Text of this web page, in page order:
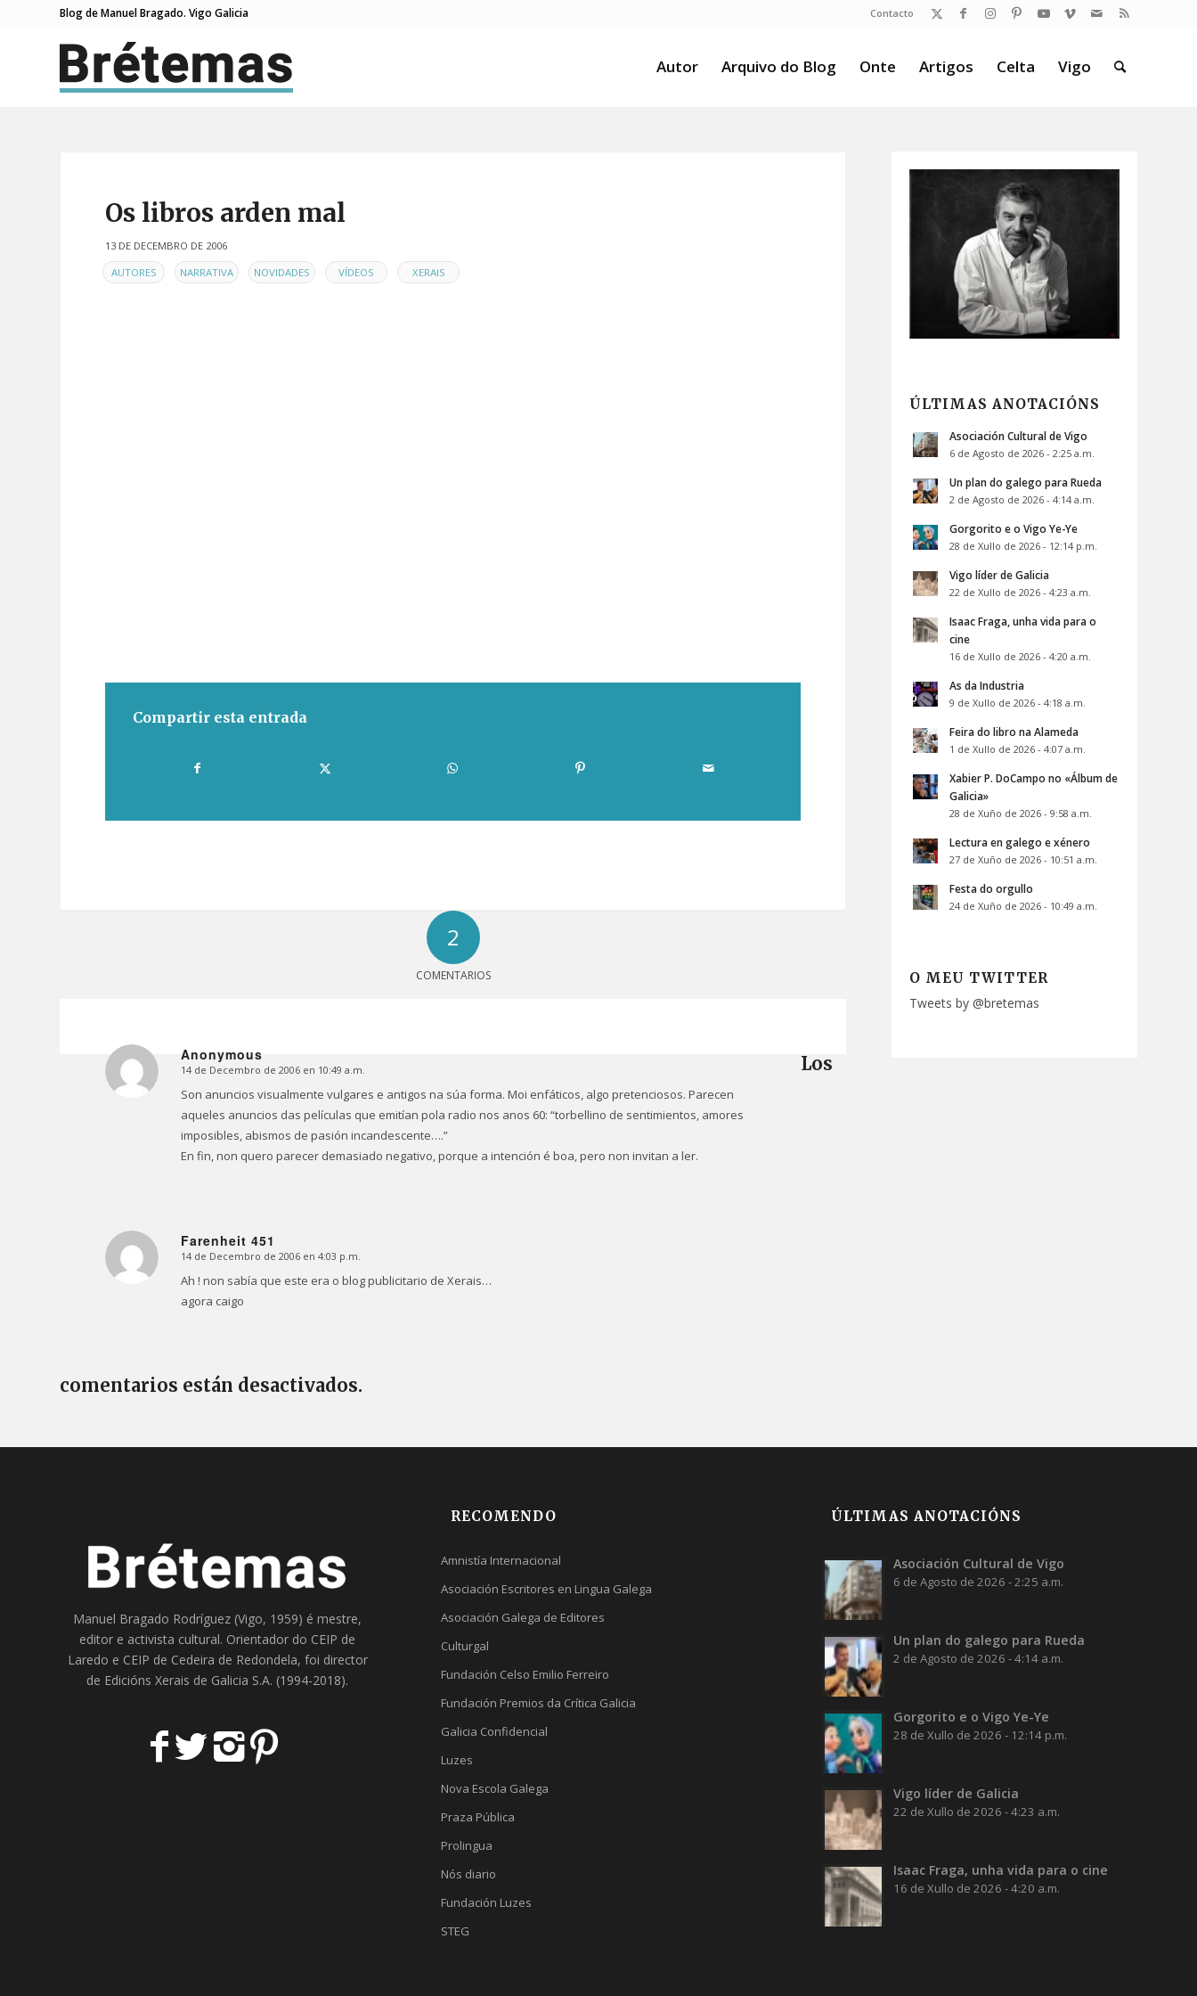
Contacto
Blog de Manuel Bragado. Vigo Galicia
Autor Arquivo do Blog Onte Artigos Celta Vigo
Os libros arden mal
13 DE DECEMBRO DE 2006
EN AUTORES NARRATIVA NOVIDADES VÍDEOS XERAIS
Compartir esta entrada
2
COMENTARIOS
Anonymous
Dice:
14 de Decembro de 2006 en 10:49 a.m.
Son anuncios visualmente vulgares e antigos na súa forma. Moi enfáticos, algo pretenciosos. Parecen
aqueles anuncios das películas que emitían pola radio nos anos 60: “torbellino de sentimientos, amores
imposibles, abismos de pasión incandescente….”
En fin, non quero parecer demasiado negativo, porque a intención é boa, pero non invitan a ler.
Farenheit 451
Dice:
14 de Decembro de 2006 en 4:03 p.m.
Ah ! non sabía que este era o blog publicitario de Xerais…
agora caigo
Los
comentarios están desactivados.
ÚLTIMAS ANOTACIÓNS
Asociación Cultural de Vigo
6 de Agosto de 2026 - 2:25 a.m.
Un plan do galego para Rueda
2 de Agosto de 2026 - 4:14 a.m.
Gorgorito e o Vigo Ye-Ye
28 de Xullo de 2026 - 12:14 p.m.
Vigo líder de Galicia
22 de Xullo de 2026 - 4:23 a.m.
Isaac Fraga, unha vida para o
cine
16 de Xullo de 2026 - 4:20 a.m.
As da Industria
9 de Xullo de 2026 - 4:18 a.m.
Feira do libro na Alameda
1 de Xullo de 2026 - 4:07 a.m.
Xabier P. DoCampo no «Álbum de
Galicia»
28 de Xuño de 2026 - 9:58 a.m.
Lectura en galego e xénero
27 de Xuño de 2026 - 10:51 a.m.
Festa do orgullo
24 de Xuño de 2026 - 10:49 a.m.
O MEU TWITTER
Tweets by @bretemas
Manuel Bragado Rodríguez (Vigo, 1959) é mestre,
editor e activista cultural. Orientador do CEIP de
Laredo e CEIP de Cedeira de Redondela, foi director
de Edicións Xerais de Galicia S.A. (1994-2018).
RECOMENDO
Amnistía Internacional
Asociación Escritores en Lingua Galega
Asociación Galega de Editores
Culturgal
Fundación Celso Emilio Ferreiro
Fundación Premios da Crítica Galicia
Galicia Confidencial
Luzes
Nova Escola Galega
Praza Pública
Prolingua
Nós diario
Fundación Luzes
STEG
ÚLTIMAS ANOTACIÓNS
Asociación Cultural de Vigo
6 de Agosto de 2026 - 2:25 a.m.
Un plan do galego para Rueda
2 de Agosto de 2026 - 4:14 a.m.
Gorgorito e o Vigo Ye-Ye
28 de Xullo de 2026 - 12:14 p.m.
Vigo líder de Galicia
22 de Xullo de 2026 - 4:23 a.m.
Isaac Fraga, unha vida para o cine
16 de Xullo de 2026 - 4:20 a.m.